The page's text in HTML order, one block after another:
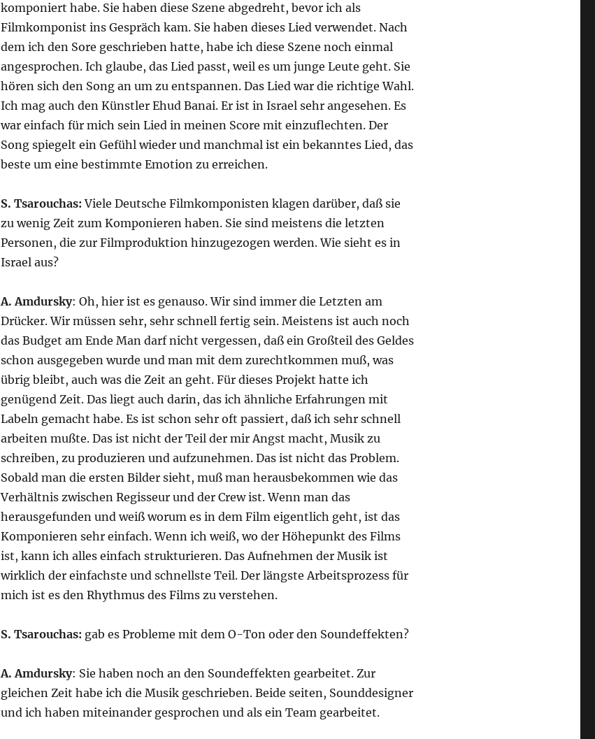
komponiert habe. Sie haben diese Szene abgedreht, bevor ich als
Filmkomponist ins Gespräch kam. Sie haben dieses Lied verwendet. Nach
dem ich den Sore geschrieben hatte, habe ich diese Szene noch einmal
angesprochen. Ich glaube, das Lied passt, weil es um junge Leute geht. Sie
hören sich den Song an um zu entspannen. Das Lied war die richtige Wahl.
Ich mag auch den Künstler Ehud Banai. Er ist in Israel sehr angesehen. Es
war einfach für mich sein Lied in meinen Score mit einzuflechten. Der
Song spiegelt ein Gefühl wieder und manchmal ist ein bekanntes Lied, das
beste um eine bestimmte Emotion zu erreichen.
S. Tsarouchas: Viele Deutsche Filmkomponisten klagen darüber, daß sie
zu wenig Zeit zum Komponieren haben. Sie sind meistens die letzten
Personen, die zur Filmproduktion hinzugezogen werden. Wie sieht es in
Israel aus?
A. Amdursky: Oh, hier ist es genauso. Wir sind immer die Letzten am
Drücker. Wir müssen sehr, sehr schnell fertig sein. Meistens ist auch noch
das Budget am Ende Man darf nicht vergessen, daß ein Großteil des Geldes
schon ausgegeben wurde und man mit dem zurechtkommen muß, was
übrig bleibt, auch was die Zeit an geht. Für dieses Projekt hatte ich
genügend Zeit. Das liegt auch darin, das ich ähnliche Erfahrungen mit
Labeln gemacht habe. Es ist schon sehr oft passiert, daß ich sehr schnell
arbeiten mußte. Das ist nicht der Teil der mir Angst macht, Musik zu
schreiben, zu produzieren und aufzunehmen. Das ist nicht das Problem.
Sobald man die ersten Bilder sieht, muß man herausbekommen wie das
Verhältnis zwischen Regisseur und der Crew ist. Wenn man das
herausgefunden und weiß worum es in dem Film eigentlich geht, ist das
Komponieren sehr einfach. Wenn ich weiß, wo der Höhepunkt des Films
ist, kann ich alles einfach strukturieren. Das Aufnehmen der Musik ist
wirklich der einfachste und schnellste Teil. Der längste Arbeitsprozess für
mich ist es den Rhythmus des Films zu verstehen.
S. Tsarouchas: gab es Probleme mit dem O-Ton oder den Soundeffekten?
A. Amdursky: Sie haben noch an den Soundeffekten gearbeitet. Zur
gleichen Zeit habe ich die Musik geschrieben. Beide seiten, Sounddesigner
und ich haben miteinander gesprochen und als ein Team gearbeitet.